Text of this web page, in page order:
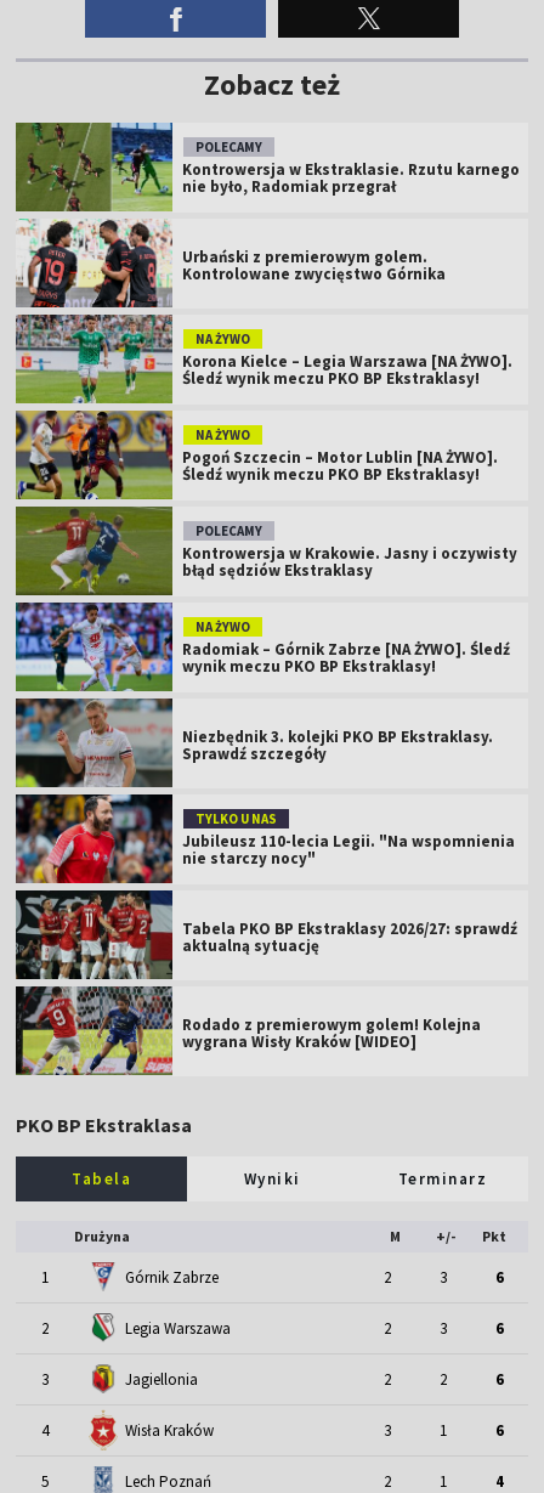
Zobacz też
POLECAMY
Kontrowersja w Ekstraklasie. Rzutu karnego
nie było, Radomiak przegrał
Urbański z premierowym golem.
Kontrolowane zwycięstwo Górnika
NA ŻYWO
Korona Kielce – Legia Warszawa [NA ŻYWO].
Śledź wynik meczu PKO BP Ekstraklasy!
NA ŻYWO
Pogoń Szczecin – Motor Lublin [NA ŻYWO].
Śledź wynik meczu PKO BP Ekstraklasy!
POLECAMY
Kontrowersja w Krakowie. Jasny i oczywisty
błąd sędziów Ekstraklasy
NA ŻYWO
Radomiak – Górnik Zabrze [NA ŻYWO]. Śledź
wynik meczu PKO BP Ekstraklasy!
Niezbędnik 3. kolejki PKO BP Ekstraklasy.
Sprawdź szczegóły
TYLKO U NAS
Jubileusz 110-lecia Legii. "Na wspomnienia
nie starczy nocy"
Tabela PKO BP Ekstraklasy 2026/27: sprawdź
aktualną sytuację
Rodado z premierowym golem! Kolejna
wygrana Wisły Kraków [WIDEO]
PKO BP Ekstraklasa
Tabela Wyniki Terminarz
Drużyna M +/- Pkt
1 Górnik Zabrze 2 3 6
2 Legia Warszawa 2 3 6
3 Jagiellonia 2 2 6
4 Wisła Kraków 3 1 6
5 Lech Poznań 2 1 4